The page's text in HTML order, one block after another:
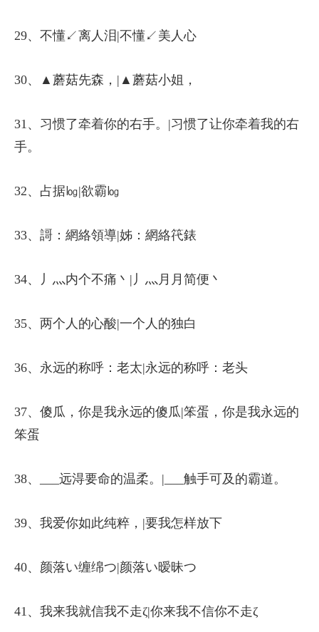
29、不懂↙离人泪|不懂↙美人心
30、▲蘑菇先森，|▲蘑菇小姐，
31、习惯了牵着你的右手。|习惯了让你牵着我的右
手。
32、占据㏒|欲霸㏒
33、謌：網絡領導|姊：網絡笩錶
34、丿灬内个不痛丶|丿灬月月简便丶
35、两个人的心酸|一个人的独白
36、永远的称呼：老太|永远的称呼：老头
37、傻瓜，你是我永远的傻瓜|笨蛋，你是我永远的
笨蛋
38、___远淂要命的温柔。|___触手可及的霸道。
39、我爱你如此纯粹，|要我怎样放下
40、颜落い缠绵つ|颜落い暧昧つ
41、我来我就信我不走ζ|你来我不信你不走ζ